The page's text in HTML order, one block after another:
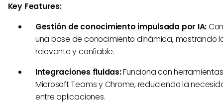
Key Features:
Gestión de conocimiento impulsada por IA:
una base de conocimiento dinámica, mostrando
relevante y confiable.
Integraciones fluidas:Funciona con
Microsoft Teams y Chrome, reduciendo la
entre aplicaciones.